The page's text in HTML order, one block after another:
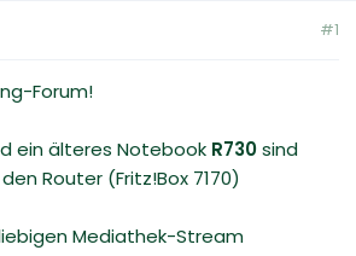
#1
Forum!
ein älteres Notebook R730sind
Router (Fritz!Box 7170)
Mediathek-Stream